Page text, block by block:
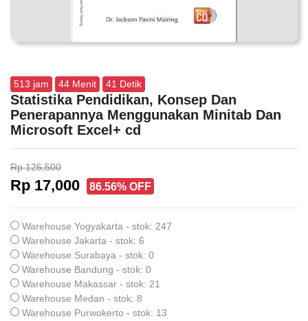
513 jam 44 Menit 40 Detik
Statistika Pendidikan, Konsep Dan
Penerapannya Menggunakan Minitab Dan
Microsoft Excel+ cd
Rp 126,500
Rp 17,000 86.56% OFF
Warehouse Yogyakarta - stok: 247
Warehouse Jakarta - stok: 6
Warehouse Surabaya - stok: 0
Warehouse Bandung - stok: 0
Warehouse Makassar - stok: 21
Warehouse Medan - stok: 8
Warehouse Purwokerto - stok: 13